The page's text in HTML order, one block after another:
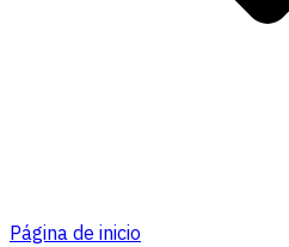
Página de inicio